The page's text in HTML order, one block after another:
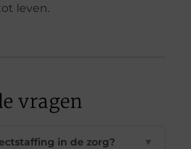
leven.
vragen
in de zorg? ▼